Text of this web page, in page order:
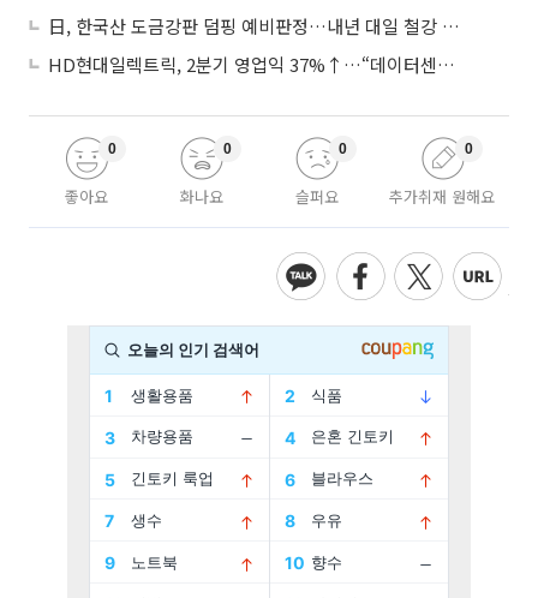
日, 한국산 도금강판 덤핑 예비판정…내년 대일 철강 수출 ‘빨간불’
HD현대일렉트릭, 2분기 영업익 37%↑…“데이터센터 사업, 새로운 성장 축”
좋아요
0
화나요
0
슬퍼요
0
추가취재 원해요
0